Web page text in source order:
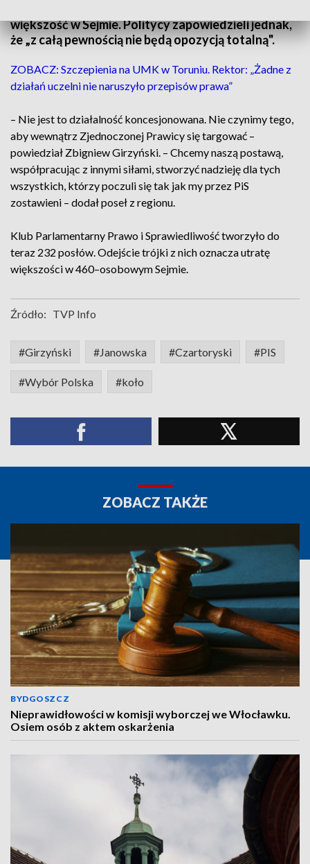
większość w Sejmie. Politycy zapowiedzieli jednak,
że „z całą pewnością nie będą opozycją totalną".
ZOBACZ: Szczepienia na UMK w Toruniu. Rektor: „Żadne z
działań uczelni nie naruszyło przepisów prawa”
– Nie jest to działalność koncesjonowana. Nie czynimy tego,
aby wewnątrz Zjednoczonej Prawicy się targować –
powiedział Zbigniew Girzyński. – Chcemy naszą postawą,
współpracując z innymi siłami, stworzyć nadzieję dla tych
wszystkich, którzy poczuli się tak jak my przez PiS
zostawieni – dodał poseł z regionu.
Klub Parlamentarny Prawo i Sprawiedliwość tworzyło do
teraz 232 posłów. Odejście trójki z nich oznacza utratę
większości w 460–osobowym Sejmie.
Źródło: TVP Info
#Girzyński #Janowska #Czartoryski #PIS
#Wybór Polska #koło
ZOBACZ TAKŻE
BYDGOSZCZ
Nieprawidłowości w komisji wyborczej we Włocławku.
Osiem osób z aktem oskarżenia